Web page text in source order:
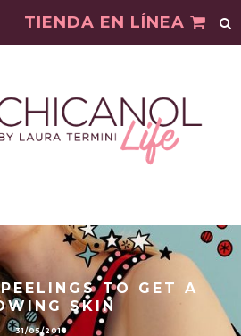
TIENDA EN LÍNEA
TO GET A
SKIN
31/05/2016